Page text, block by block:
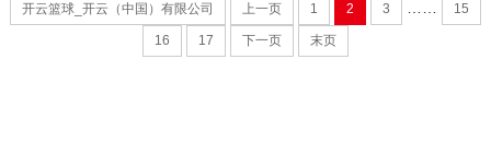
开云篮球_开云（中国）有限公司 上一页 1 2 3 15
16 17 下一页 末页